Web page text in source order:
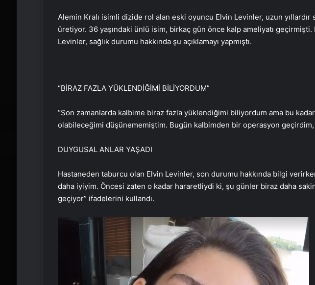
Alemin Kralı isimli dizide rol alan eski oyuncu Elvin Levinler, uzun yıllardır
üretiyor. 36 yaşındaki ünlü isim, birkaç gün önce kalp ameliyatı geçirmişti.
Levinler, sağlık durumu hakkında şu açıklamayı yapmıştı.
“BİRAZ FAZLA YÜKLENDİĞİMİ BİLİYORDUM”
“Son zamanlarda kalbime biraz fazla yüklendiğimi biliyordum ama bu
olabileceğimi düşünememiştim. Bugün kalbimden bir operasyon
DUYGUSAL ANLAR YAŞADI
Hastaneden taburcu olan Elvin Levinler, son durumu hakkında bilgi
daha iyiyim. Öncesi zaten o kadar hararetliydi ki, şu günler biraz daha
geçiyor” ifadelerini kullandı.